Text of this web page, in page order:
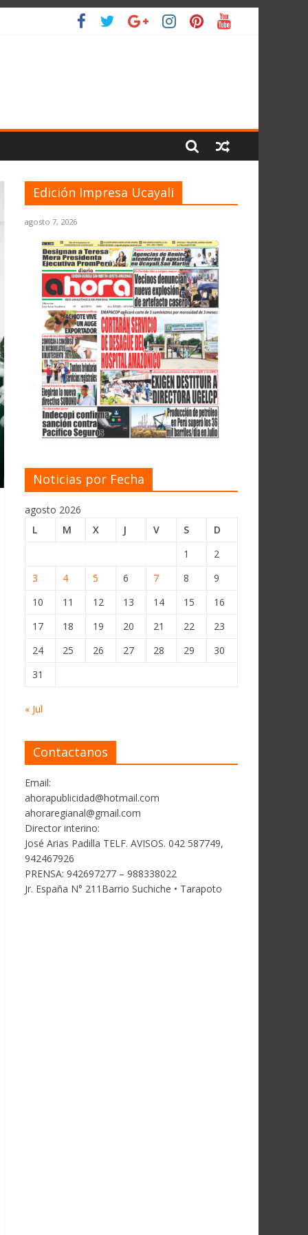
Edición Impresa Ucayali
agosto 7, 2026
Noticias por Fecha
agosto 2026
L
M X J V S
D
1
2
3
4 5 6 7 8
9
10
11 12 13 14 15
16
17
18 19 20 21 22
23
24
25 26 27 28 29
30
31
« Jul
Contactanos
Email:
ahorapublicidad@hotmail.com
ahoraregianal@gmail.com
Director interino:
José Arias Padilla TELF. AVISOS. 042 587749,
942467926
PRENSA: 942697277 – 988338022
Jr. España N° 211Barrio Suchiche • Tarapoto